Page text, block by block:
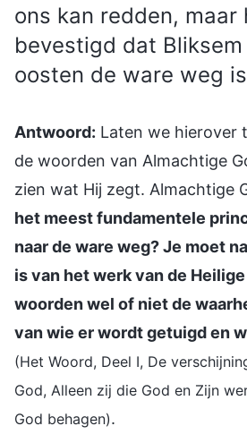
ons kan redden, maar
bevestigd dat
oosten de ware weg
Antwoord: Laten we hierover
de woorden van Almachtige
zien wat Hij zegt. Almachtige
het meest fundamentele
naar de ware weg? Je moet
is van het werk van de
woorden wel of niet de
van wie er wordt getuigd en
(Het Woord, Deel I, De
God, Alleen zij die God en Zijn
God behagen).